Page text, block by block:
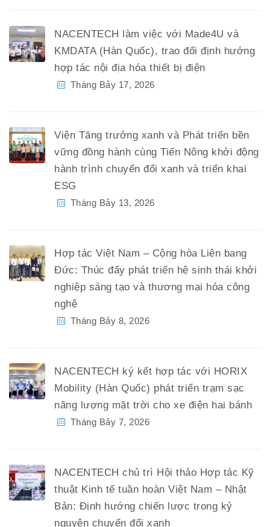
NACENTECH làm việc với Made4U và
KMDATA (Hàn Quốc), trao đổi định hướng
hợp tác nội địa hóa thiết bị điện
Tháng Bảy 17, 2026
Viện Tăng trưởng xanh và Phát triển bền
vững đồng hành cùng Tiến Nông khởi động
hành trình chuyển đổi xanh và triển khai
ESG
Tháng Bảy 13, 2026
Hợp tác Việt Nam – Cộng hòa Liên bang
Đức: Thúc đẩy phát triển hệ sinh thái khởi
nghiệp sáng tạo và thương mại hóa công
nghệ
Tháng Bảy 8, 2026
NACENTECH ký kết hợp tác với HORIX
Mobility (Hàn Quốc) phát triển trạm sạc
năng lượng mặt trời cho xe điện hai bánh
Tháng Bảy 7, 2026
NACENTECH chủ trì Hội thảo Hợp tác Kỹ
thuật Kinh tế tuần hoàn Việt Nam – Nhật
Bản: Định hướng chiến lược trong kỷ
nguyên chuyển đổi xanh